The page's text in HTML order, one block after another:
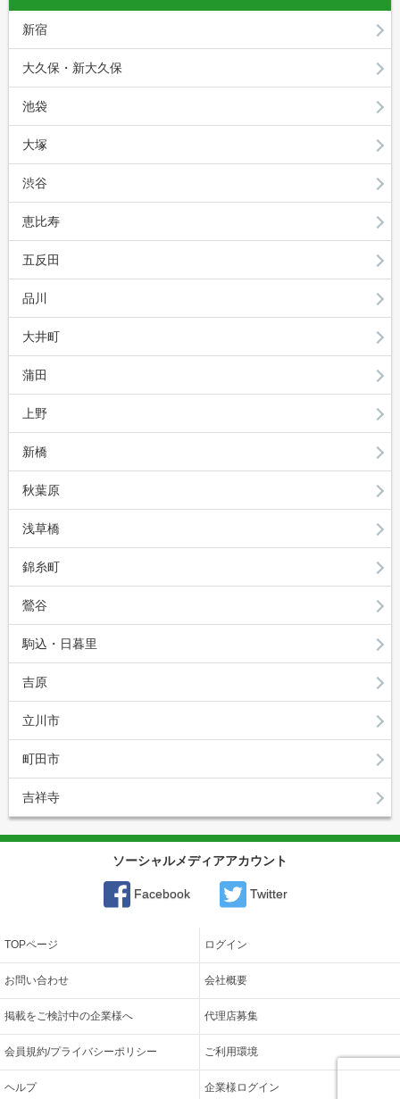
新宿
大久保・新大久保
池袋
大塚
渋谷
恵比寿
五反田
品川
大井町
蒲田
上野
新橋
秋葉原
浅草橋
錦糸町
鶯谷
駒込・日暮里
吉原
立川市
町田市
吉祥寺
ソーシャルメディアアカウント
Facebook Twitter
TOPページ ログイン
お問い合わせ 会社概要
掲載をご検討中の企業様へ 代理店募集
会員規約/プライバシーポリシー ご利用環境
ヘルプ 企業様ログイン